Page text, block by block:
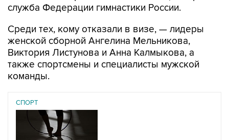
служба Федерации гимнастики России.
Среди тех, кому отказали в визе, — лидеры
женской сборной Ангелина Мельникова,
Виктория Листунова и Анна Калмыкова, а
также спортсмены и специалисты мужской
команды.
СПОРТ